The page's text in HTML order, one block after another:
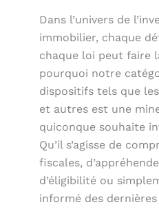
Dans l’univers de
immobilier, chaque
chaque loi peut faire
pourquoi notre
dispositifs tels que
et autres est une
quiconque souhaite
Qu’il s’agisse de
fiscales,
d’éligibilité ou
informé des